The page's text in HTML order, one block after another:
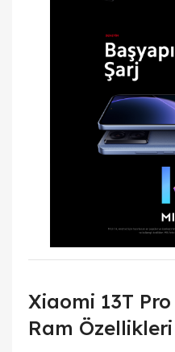
Xiaomi 13T Pro
Ram Özellikleri